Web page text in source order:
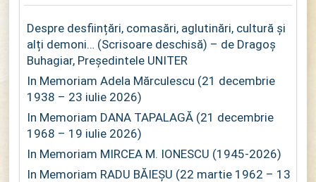
Despre desființări, comasări, aglutinări, cultură și
alți demoni… (Scrisoare deschisă) – de Dragoș
Buhagiar, Președintele UNITER
In Memoriam Adela Mărculescu (21 decembrie
1938 – 23 iulie 2026)
In Memoriam DANA TAPALAGĂ (21 decembrie
1968 – 19 iulie 2026)
In Memoriam MIRCEA M. IONESCU (1945-2026)
In Memoriam RADU BĂIEȘU (22 martie 1962 – 13